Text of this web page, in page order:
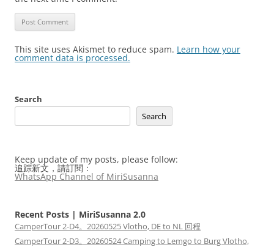
This site uses Akismet to reduce spam. Learn how your
comment data is processed.
Search
Search
Keep update of my posts, please follow:
追踪新文，請訂閱：
WhatsApp Channel of MiriSusanna
Recent Posts | MiriSusanna 2.0
CamperTour 2-D4。20260525 Vlotho, DE to NL 回程
CamperTour 2-D3。20260524 Camping to Lemgo to Burg Vlotho,